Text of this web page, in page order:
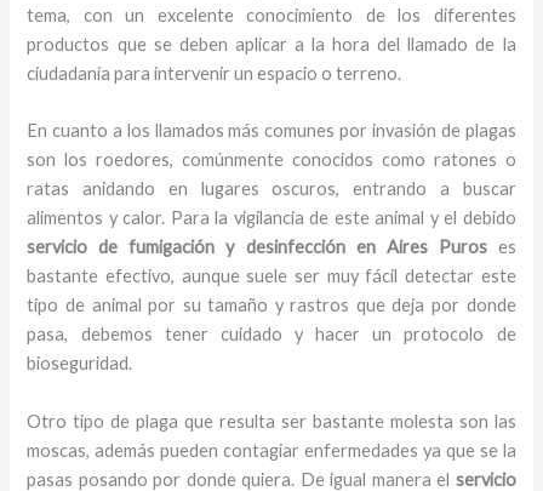
tema, con un excelente conocimiento de los diferentes
productos que se deben aplicar a la hora del llamado de la
ciudadanía para intervenir un espacio o terreno.
En cuanto a los llamados más comunes por invasión de plagas
son los roedores, comúnmente conocidos como ratones o
ratas anidando en lugares oscuros, entrando a buscar
alimentos y calor. Para la vigilancia de este animal y el debido
servicio de fumigación y desinfecciónen Aires Puros es
bastante efectivo, aunque suele ser muy fácil detectar este
tipo de animal por su tamaño y rastros que deja por donde
pasa, debemos tener cuidado y hacer un protocolo de
bioseguridad.
Otro tipo de plaga que resulta ser bastante molesta son las
moscas, además pueden contagiar enfermedades ya que se la
pasas posando por donde quiera. De igual manera el servicio